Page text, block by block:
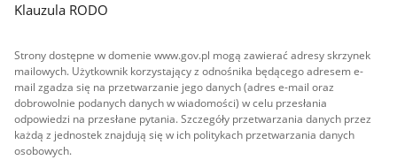
Klauzula RODO
Strony dostępne w domenie www.gov.pl mogą zawierać adresy skrzynek
mailowych. Użytkownik korzystający z odnośnika będącego adresem e-
mail zgadza się na przetwarzanie jego danych (adres e-mail oraz
dobrowolnie podanych danych w wiadomości) w celu przesłania
odpowiedzi na przesłane pytania. Szczegóły przetwarzania danych przez
każdą z jednostek znajdują się w ich politykach przetwarzania danych
osobowych.